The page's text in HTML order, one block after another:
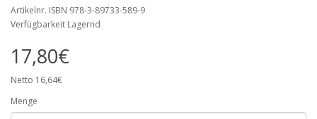
Artikelnr. ISBN 978-3-89733-589-9
Verfügbarkeit Lagernd
17,80€
Netto 16,64€
Menge